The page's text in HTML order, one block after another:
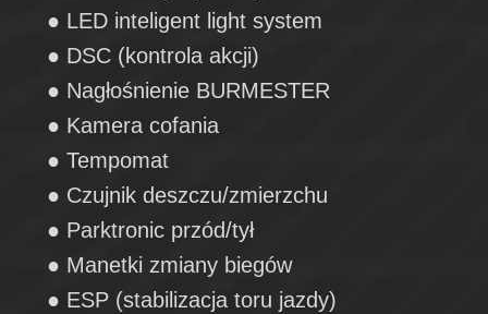
● LED inteligent light system
● DSC (kontrola akcji)
● Nagłośnienie BURMESTER
● Kamera cofania
● Tempomat
● Czujnik deszczu/zmierzchu
● Parktronic przód/tył
● Manetki zmiany biegów
● ESP (stabilizacja toru jazdy)